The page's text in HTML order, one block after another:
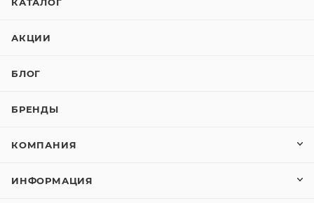
АКЦИИ
БЛОГ
БРЕНДЫ
КОМПАНИЯ
ИНФОРМАЦИЯ